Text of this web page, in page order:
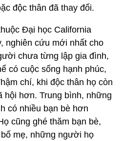
độc thân đã thay đổi.
Đại học California
nghiên cứu mới nhất cho
chưa từng lập gia đình,
có cuộc sống hạnh phúc,
chí, khi độc thân họ còn
hội hơn. Trung bình, những
có nhiều bạn bè hơn
cũng ghé thăm bạn bè,
mẹ, những người họ